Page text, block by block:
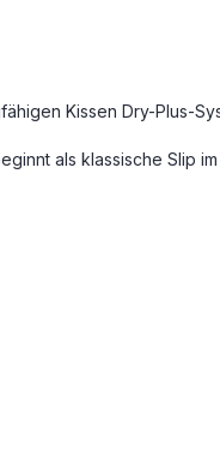
Kissen Dry-Plus-
als klassische Slip